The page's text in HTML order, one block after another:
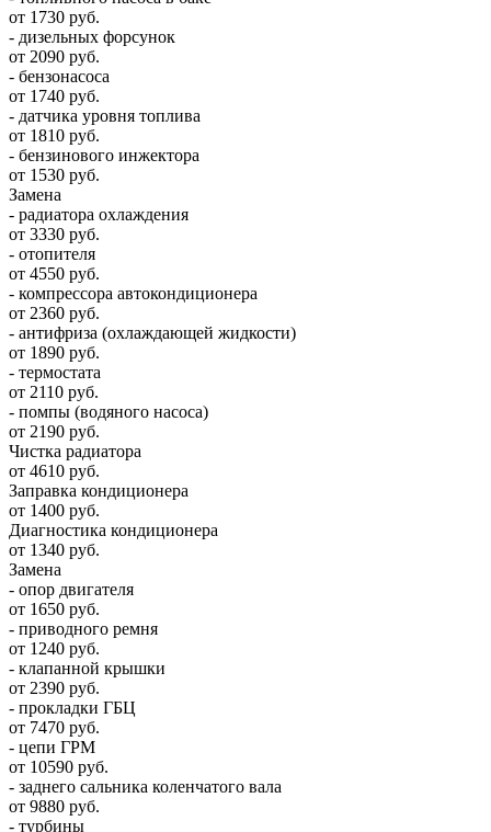
от 1730 руб.
- дизельных форсунок
от 2090 руб.
- бензонасоса
от 1740 руб.
- датчика уровня топлива
от 1810 руб.
- бензинового инжектора
от 1530 руб.
Замена
- радиатора охлаждения
от 3330 руб.
- отопителя
от 4550 руб.
- компрессора автокондиционера
от 2360 руб.
- антифриза (охлаждающей жидкости)
от 1890 руб.
- термостата
от 2110 руб.
- помпы (водяного насоса)
от 2190 руб.
Чистка радиатора
от 4610 руб.
Заправка кондиционера
от 1400 руб.
Диагностика кондиционера
от 1340 руб.
Замена
- опор двигателя
от 1650 руб.
- приводного ремня
от 1240 руб.
- клапанной крышки
от 2390 руб.
- прокладки ГБЦ
от 7470 руб.
- цепи ГРМ
от 10590 руб.
- заднего сальника коленчатого вала
от 9880 руб.
- турбины